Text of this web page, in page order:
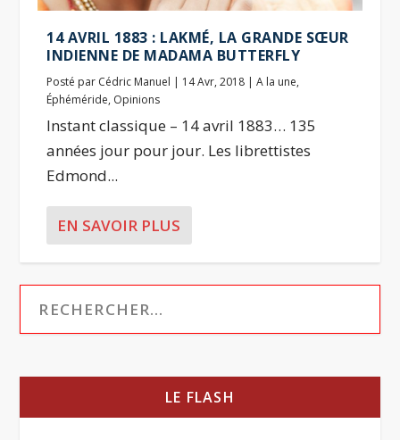
14 AVRIL 1883 : LAKMÉ, LA GRANDE SŒUR
INDIENNE DE MADAMA BUTTERFLY
Posté par Cédric Manuel | 14 Avr, 2018 |A la une,
Éphéméride, Opinions
Instant classique – 14 avril 1883… 135
années jour pour jour. Les librettistes
Edmond...
EN SAVOIR PLUS
LE FLASH